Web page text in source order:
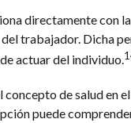
directamente con la
trabajador. Dicha
actuar del individuo.
concepto de salud en
puede